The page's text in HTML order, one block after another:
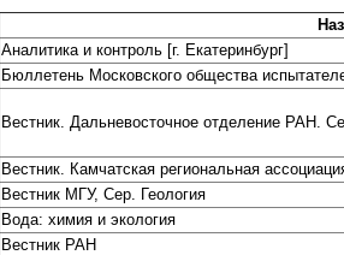
Аналитика и контроль [г. Екатеринбург]
Бюллетень Московского общества
Вестник. Дальневосточное отделение РАН.
Вестник. Камчатская региональная
Вестник МГУ, Сер. Геология
Вода: химия и экология
Вестник РАН